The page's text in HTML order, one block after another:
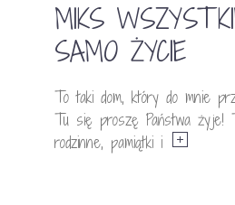
MIKS
SAMO ŻYCIE
To taki dom, który do mnie
Tu się proszę Państwa żyje!
rodzinne, pamiątki i